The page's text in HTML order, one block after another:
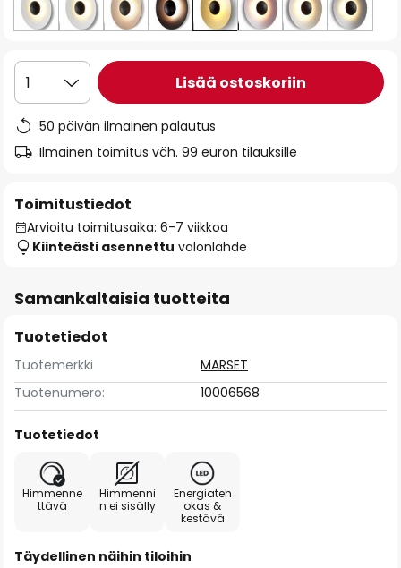
1 Lisää ostoskoriin
50 päivän ilmainen palautus
Ilmainen toimitus väh. 99 euron tilauksille
Toimitustiedot
Arvioitu toimitusaika: 6-7 viikkoa
Kiinteästi asennettu valonlähde
Samankaltaisia tuotteita
Tuotetiedot
Tuotemerkki
MARSET
Tuotenumero:
10006568
Tuotetiedot
Himmenne
ttävä
Himmenni
n ei sisälly
Energiateh
okas &
kestävä
Täydellinen näihin tiloihin